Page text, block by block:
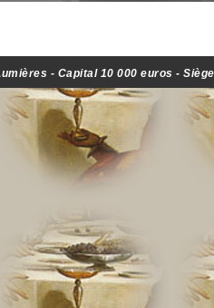
- Capital 10 000 euros -